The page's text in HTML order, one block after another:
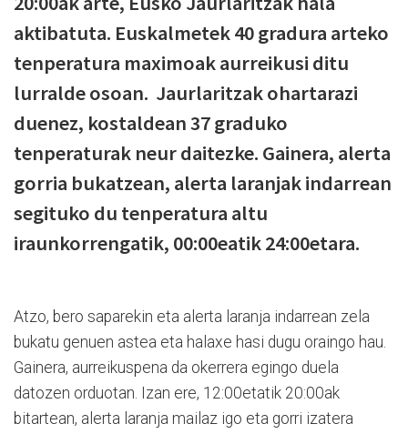
aktibatuta. Euskalmetek 40 gradura arteko
tenperatura maximoak aurreikusi ditu
lurralde osoan. Jaurlaritzak ohartarazi
duenez, kostaldean 37 graduko
tenperaturak neur daitezke. Gainera, alerta
gorria bukatzean, alerta laranjak indarrean
segituko du tenperatura altu
iraunkorrengatik, 00:00eatik 24:00etara.
Atzo, bero saparekin eta alerta laranja indarrean zela
bukatu genuen astea eta halaxe hasi dugu oraingo hau.
Gainera, aurreikuspena da okerrera egingo duela
datozen orduotan. Izan ere, 12:00etatik 20:00ak
bitartean, alerta laranja mailaz igo eta gorri izatera